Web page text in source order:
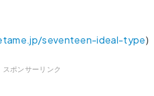
seventeen-ideal-type)
スポンサーリンク